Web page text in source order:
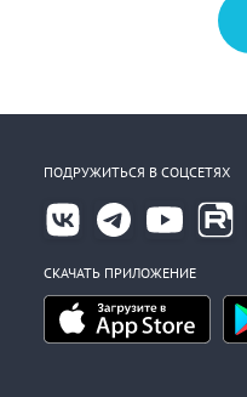
ПОДРУЖИТЬСЯ В СОЦСЕТЯХ
СКАЧАТЬ ПРИЛОЖЕНИЕ